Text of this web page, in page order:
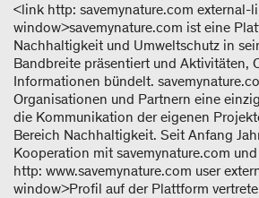
<link http: savemynature.com external-
window>savemynature.com ist eine
Nachhaltigkeit und Umweltschutz in
Bandbreite präsentiert und Aktivitäten,
Informationen bündelt.
Organisationen und Partnern eine
die Kommunikation der eigenen
Bereich Nachhaltigkeit. Seit Anfang
Kooperation mit savemynature.com
http: www.savemynature.com user
window>Profil auf der Plattform